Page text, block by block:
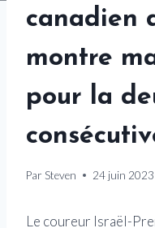
canadien
montre
pour la
Par Steven 24 juin 2023
Le coureur Israël-